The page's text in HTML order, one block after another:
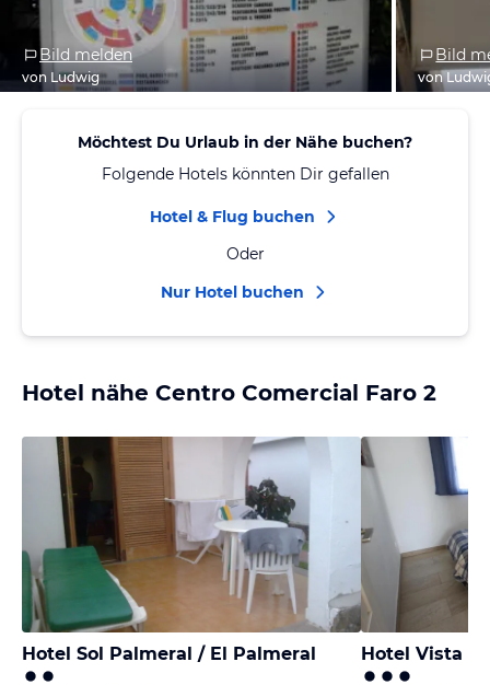
Bild melden
von Ludwig
Bild
von
Möchtest Du Urlaub in der Nähe buchen?
Folgende Hotels könnten Dir gefallen
Hotel & Flug buchen
Oder
Nur Hotel buchen
Hotel nähe Centro Comercial Faro 2
Hotel Sol Palmeral / El Palmeral Hotel Vista